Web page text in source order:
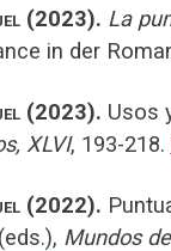
(2023). La
in der
(2023). Usos
XLVI, 193-218.
(2022).
Mundos